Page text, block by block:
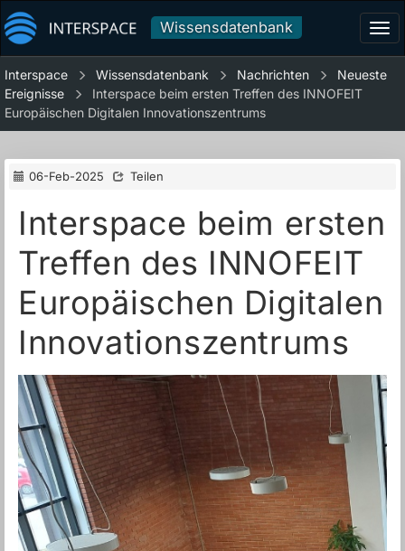
Wissensdatenbank
Interspace Wissensdatenbank Nachrichten
Neueste
Ereignisse
Interspace beim ersten Treffen des INNOFEIT
Europäischen Digitalen Innovationszentrums
06-Feb-2025 Teilen
Interspace beim ersten
Treffen des INNOFEIT
Europäischen Digitalen
Innovationszentrums